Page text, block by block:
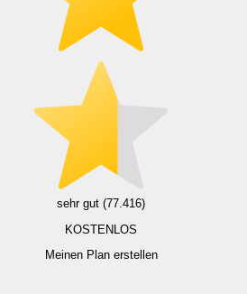
sehr gut (77.416)
KOSTENLOS
Meinen Plan erstellen